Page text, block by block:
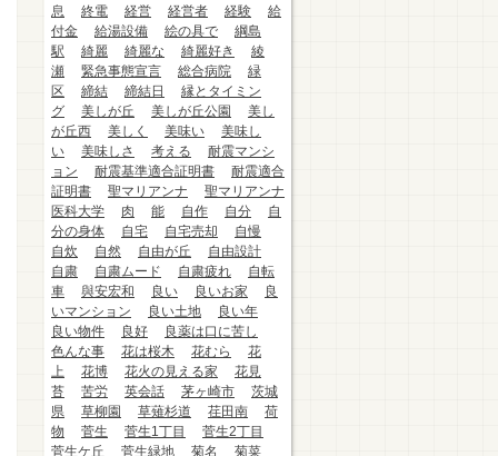
息
終電 経営 経営者 経験
給
付金
給湯設備 絵の具で
綱島
駅
綺麗 綺麗な 綺麗好き
綾
瀬
緊急事態宣言 総合病院
緑
区
締結 締結日
縁とタイミン
グ
美しが丘 美しが丘公園
美し
が丘西
美しく 美味い
美味し
い
美味しさ 考える
耐震マンシ
ョン
耐震基準適合証明書
耐震適合
証明書
聖マリアンナ
聖マリアンナ
医科大学
肉 能 自作 自分
自
分の身体
自宅 自宅売却
自慢
自炊
自然 自由が丘
自由設計
自粛
自粛ムード 自粛疲れ
自転
車
與安宏和 良い 良いお家
良
いマンション
良い土地
良い年
良い物件
良好
良薬は口に苦し
色んな事
花は桜木 花むら
花
上
花博 花火の見える家
花見
苔
苦労 英会話 茅ヶ崎市
茨城
県
草柳園 草薙杉道 荏田南
荷
物
菅生 菅生1丁目
菅生2丁目
菅生ケ丘
菅生緑地 菊名
菊菜